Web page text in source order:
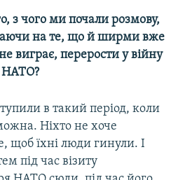
з чого ми почали розмову,
на те, що й ширми вже
виграє, перерости у війну
НАТО?
в такий період, коли
Ніхто не хоче
щоб їхні люди гинули. І
під час візиту